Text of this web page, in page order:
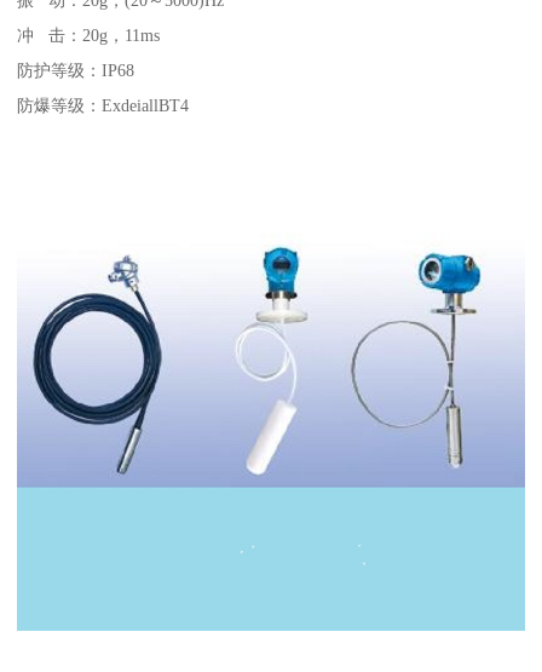
冲 击：20g，11ms
防护等级：IP68
防爆等级：ExdeiallBT4